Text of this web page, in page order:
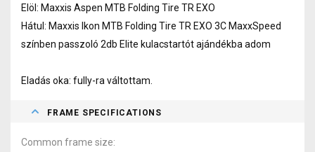
Elöl: Maxxis Aspen MTB Folding Tire TR EXO
Hátul: Maxxis Ikon MTB Folding Tire TR EXO 3C MaxxSpeed
színben passzoló 2db Elite kulacstartót ajándékba adom
Eladás oka: fully-ra váltottam.
FRAME SPECIFICATIONS
Common frame size